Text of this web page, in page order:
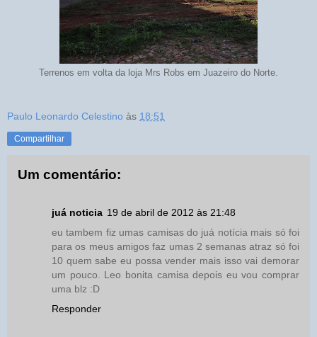
Terrenos em volta da loja Mrs Robs em Juazeiro do Norte.
Paulo Leonardo Celestino às 18:51
Compartilhar
Um comentário:
juá noticia 19 de abril de 2012 às 21:48
eu tambem fiz umas camisas do juá notícia mais só foi
para os meus amigos faz umas 2 semanas atraz só foi
10 quem sabe eu possa vender mais isso vai demorar
um pouco. Leo bonita camisa depois eu vou comprar
uma blz :D
Responder